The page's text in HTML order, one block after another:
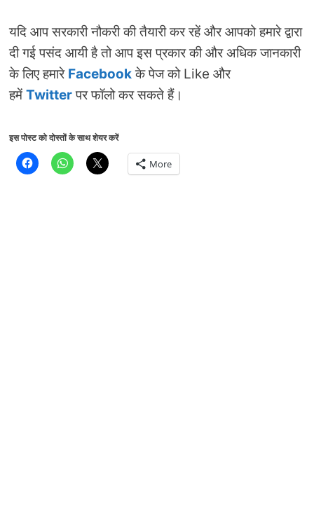
यदि आप सरकारी नौकरी की तैयारी कर रहें और आपको हमारे द्वारा
दी गई पसंद आयी है तो आप इस प्रकार की और अधिक जानकारी
के लिए हमारे Facebookके पेज को Like और
हमें Twitterपर फॉलो कर सकते हैं।
इस पोस्ट को दोस्तों के साथ शेयर करें
More